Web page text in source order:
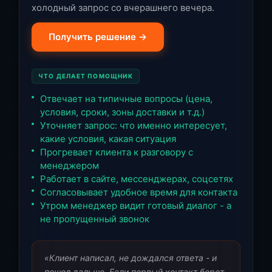
холодный запрос со вчерашнего вечера.
Получить решение →
ЧТО ДЕЛАЕТ ПОМОЩНИК
Отвечает на типичные вопросы (цена,
условия, сроки, зоны доставки и т.д.)
Уточняет запрос: что именно интересует,
какие условия, какая ситуация
Прогревает клиента к разговору с
менеджером
Работает в сайте, мессенджерах, соцсетях
Согласовывает удобное время для контакта
Утром менеджер видит готовый диалог - а
не пропущенный звонок
«Клиент написал, не дождался ответа - и